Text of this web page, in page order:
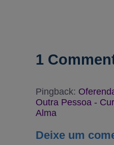
1
Pingback:
Outra Pessoa -
Alma
Deixe um